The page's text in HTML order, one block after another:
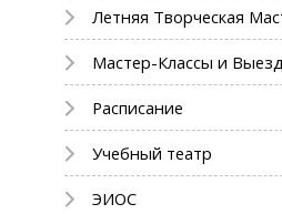
Летняя Творческая
Мастер-Классы и
Расписание
Учебный театр
ЭИОС